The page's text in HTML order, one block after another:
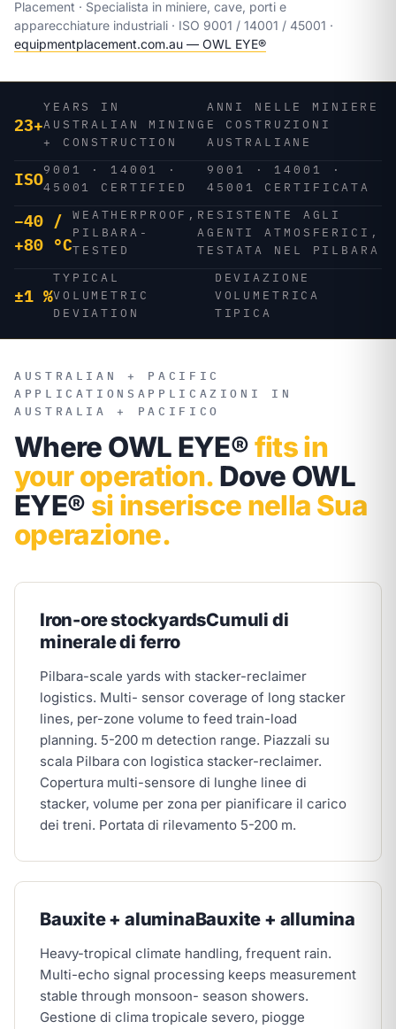
Placement · Specialista in miniere, cave, porti e
apparecchiature industriali · ISO 9001 / 14001 / 45001 ·
equipmentplacement.com.au — OWL EYE®
23+
YEARS IN
AUSTRALIAN MINING
+ CONSTRUCTION
ANNI NELLE MINIERE
E COSTRUZIONI
AUSTRALIANE
ISO9001 · 14001 ·
45001 CERTIFIED
9001 · 14001 ·
45001 CERTIFICATA
−40 /
+80 °C
WEATHERPROOF,
PILBARA-
TESTED
RESISTENTE AGLI
AGENTI ATMOSFERICI,
TESTATA NEL PILBARA
±1 %
TYPICAL
VOLUMETRIC
DEVIATION
DEVIAZIONE
VOLUMETRICA
TIPICA
AUSTRALIAN + PACIFIC
APPLICATIONS APPLICAZIONI IN
AUSTRALIA + PACIFICO
Where OWL EYE®fits in
your operation. Dove OWL
EYE® si inserisce nella Sua
operazione.
Iron-ore stockyardsCumuli di
minerale di ferro
Pilbara-scale yards with stacker-reclaimer
logistics. Multi- sensor coverage of long stacker
lines, per-zone volume to feed train-load
planning. 5-200 m detection range. Piazzali su
scala Pilbara con logistica stacker-reclaimer.
Copertura multi-sensore di lunghe linee di
stacker, volume per zona per pianificare il carico
dei treni. Portata di rilevamento 5-200 m.
Bauxite + aluminaBauxite + allumina
Heavy-tropical climate handling, frequent rain.
Multi-echo signal processing keeps measurement
stable through monsoon- season showers.
Gestione di clima tropicale severo, piogge